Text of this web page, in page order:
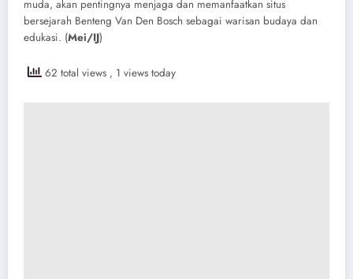
muda, akan pentingnya menjaga dan memanfaatkan situs
bersejarah Benteng Van Den Bosch sebagai warisan budaya dan
edukasi. (Mei/IJ)
62 total views , 1 views today